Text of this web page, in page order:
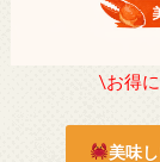
\お得
美味